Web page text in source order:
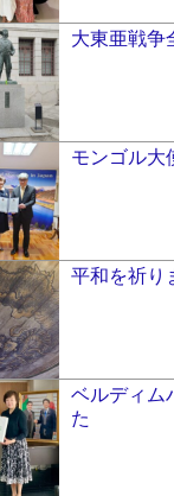
大東亜戦争
モンゴル大
平和を祈り
ベルディム
た